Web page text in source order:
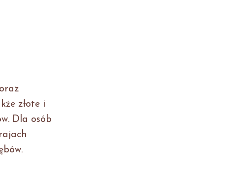
złote i
Dla osób